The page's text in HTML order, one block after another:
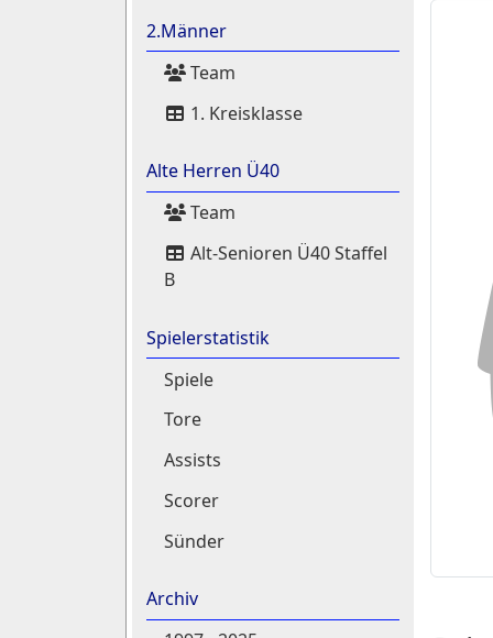
2.Männer
Team
1. Kreisklasse
Alte Herren Ü40
Team
Alt-Senioren Ü40 Staffel
B
Spielerstatistik
Spiele
Tore
Assists
Scorer
Sünder
Archiv